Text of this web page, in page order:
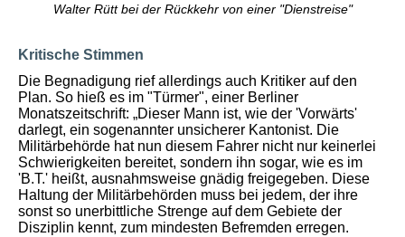
Walter Rütt bei der Rückkehr von einer "Dienstreise"
Kritische Stimmen
Die Begnadigung rief allerdings auch Kritiker auf den
Plan. So hieß es im "Türmer", einer Berliner
Monatszeitschrift: „Dieser Mann ist, wie der 'Vorwärts'
darlegt, ein sogenannter unsicherer Kantonist. Die
Militärbehörde hat nun diesem Fahrer nicht nur keinerlei
Schwierigkeiten bereitet, sondern ihn sogar, wie es im
'B.T.' heißt, ausnahmsweise gnädig freigegeben. Diese
Haltung der Militärbehörden muss bei jedem, der ihre
sonst so unerbittliche Strenge auf dem Gebiete der
Disziplin kennt, zum mindesten Befremden erregen.